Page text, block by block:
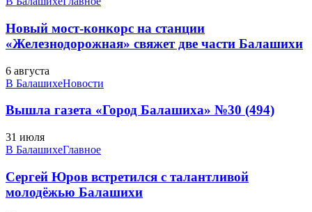
Новый мост-конкорс на станции
«Железнодорожная» свяжет две части Балашихи
6 августа
В БалашихеНовости
Вышла газета «Город Балашиха» №30 (494)
31 июля
В БалашихеГлавное
Сергей Юров встретился с талантливой
молодёжью Балашихи